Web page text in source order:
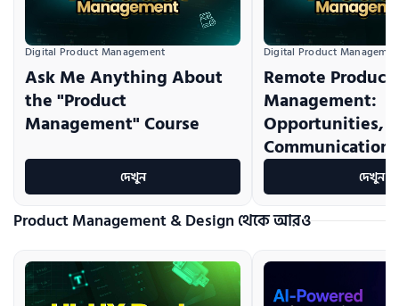
Digital Product Management
Ask Me Anything About
the "Product
Management" Course
দেখুন
Digital Product
Remote Product
Management:
Opportunities,
Communication
দেখুন
Product Management & Design থেকে আরও